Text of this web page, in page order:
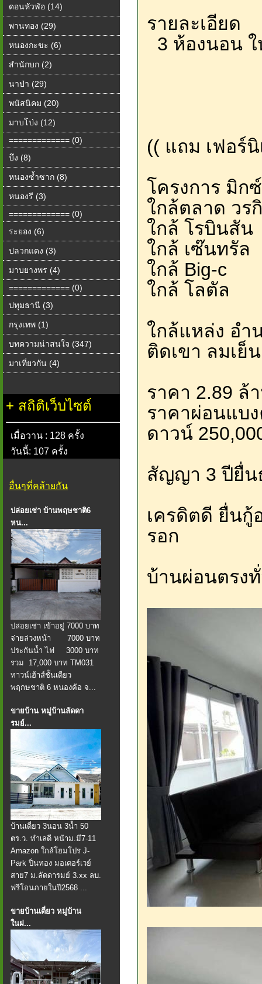
ดอนหัวฬ่อ (14)
พานทอง (29)
หนองกะขะ (6)
สำนักบก (2)
นาป่า (29)
พนัสนิคม (20)
มาบโป่ง (12)
============= (0)
บึง (8)
หนองซ้ำซาก (8)
หนองรี (3)
============= (0)
ระยอง (6)
ปลวกแดง (3)
มาบยางพร (4)
============= (0)
ปทุมธานี (3)
กรุงเทพ (1)
บทความน่าสนใจ (347)
มาเที่ยวกัน (4)
+ สถิติเว็บไซต์
เมื่อวาน : 128 ครั้ง
วันนี้: 107 ครั้ง
อื่นๆที่คล้ายกัน
ปล่อยเช่า บ้านพฤษชาติ6
หน...
ปล่อยเช่า เข้าอยู่ 7000 บาท
จ่ายล่วงหน้า 7000 บาท
ประกันน้ำ ไฟ 3000 บาท
รวม 17,000 บาท TM031
ทาวน์เฮ้าส์ชัันเดียว
พฤกษชาติ 6 หนองค้อ จ...
ขายบ้าน หมู่บ้านลัดดา
รมย์...
บ้านเดี่ยว 3นอน 3น้ำ 50
ตร.ว. ทำเลดี หน้าม.มี7-11
Amazon ใกล้โฮมโปร J-
Park ปิ่นทอง มอเตอร์เวย์
สาย7 ม.ลัดดารมย์ 3.xx ลบ.
ฟรีโอนภายในปี2568 ...
ขายบ้านเดี่ยว หมู่บ้าน
ในฝ...
รายละเอียด
3 ห้องนอน
(( แถม เฟอร์นิ
โครงการ มิก
ใกล้ตลาด วร
ใกล้ โรบินสัน
ใกล้ เซ๊นทรัล
ใกล้ Big-c
ใกล้ โลตัล
ใกล้แหล่ง อำ
ติดเขา ลมเย็
ราคา 2.89 ล้
ราคาผ่อนแบ
ดาวน์
สัญญา 3 ปียื่น
เครดิตดี ยื่นกู้
รอก
บ้านผ่อนตรง